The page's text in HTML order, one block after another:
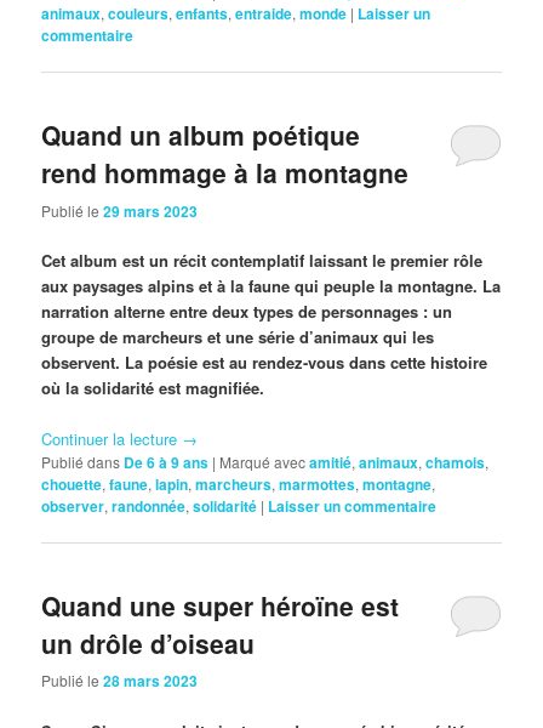
animaux,couleurs,enfants,entraide,monde | Laisser un
commentaire
Quand un album poétique
rend hommage à la montagne
Publié le29 mars 2023
Cet album est un récit contemplatif laissant le premier rôle
aux paysages alpins et à la faune qui peuple la montagne. La
narration alterne entre deux types de personnages : un
groupe de marcheurs et une série d’animaux qui les
observent. La poésie est au rendez-vous dans cette histoire
où la solidarité est magnifiée.
Continuer la lecture →
Publié dans De 6 à 9 ans | Marqué avecamitié,animaux,chamois,
chouette,faune,lapin,marcheurs,marmottes,montagne,
observer,randonnée,solidarité | Laisser un commentaire
Quand une super héroïne est
un drôle d’oiseau
Publié le28 mars 2023